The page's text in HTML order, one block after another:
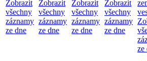
Zobrazit
všechny
záznamy
ze dne
Zobrazit
všechny
záznamy
ze dne
Zobrazit
všechny
záznamy
ze dne
Zobrazit
všechny
záznamy
ze dne
ze